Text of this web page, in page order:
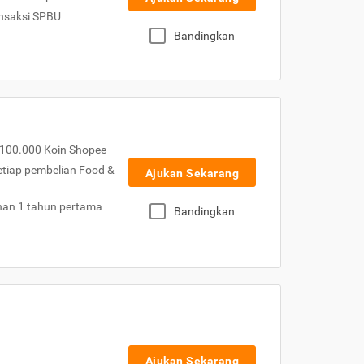
SPBU
Bandingkan
Koin Shopee
pembelian Food &
1 tahun pertama
Ajukan Sekarang
Bandingkan
Ajukan Sekarang